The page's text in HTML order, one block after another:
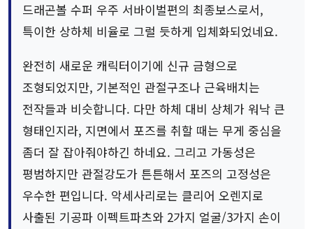
드래곤볼 수퍼 우주 서바이벌편의 최종보스로서,
특이한 상하체 비율로 그럴 듯하게 입체화되었네요.
완전히 새로운 캐릭터이기에 신규 금형으로
조형되었지만, 기본적인 관절구조나 근육배치는
전작들과 비슷합니다. 다만 하체 대비 상체가 워낙 큰
형태인지라, 지면에서 포즈를 취할 때는 무게 중심을
좀더 잘 잡아줘야하긴 하네요. 그리고 가동성은
평범하지만 관절강도가 튼튼해서 포즈의 고정성은
우수한 편입니다. 악세사리로는 클리어 오렌지로
사출된 기공파 이펙트파츠와 2가지 얼굴/3가지 손이